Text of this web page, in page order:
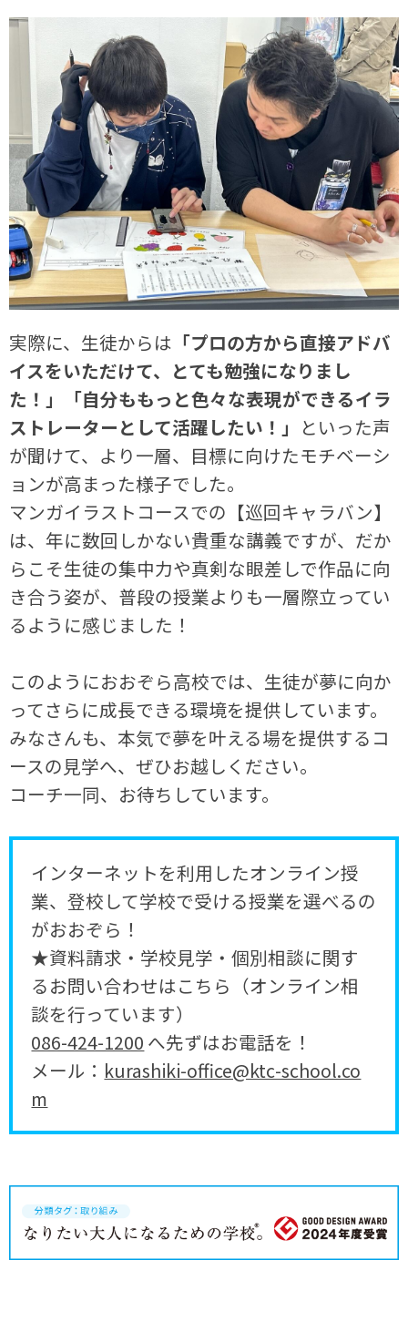
実際に、生徒からは 「プロの方から直接アドバ
イスをいただけて、とても勉強になりまし
た！」「自分ももっと色々な表現ができるイラ
ストレーターとして活躍したい！」 といった声
が聞けて、より一層、目標に向けたモチベーシ
ョンが高まった様子でした。
マンガイラストコースでの【巡回キャラバン】
は、年に数回しかない貴重な講義ですが、だか
らこそ生徒の集中力や真剣な眼差しで作品に向
き合う姿が、普段の授業よりも一層際立ってい
るように感じました！
このようにおおぞら高校では、生徒が夢に向か
ってさらに成長できる環境を提供しています。
みなさんも、本気で夢を叶える場を提供するコ
ースの見学へ、ぜひお越しください。
コーチ一同、お待ちしています。
インターネットを利用したオンライン授
業、登校して学校で受ける授業を選べるの
がおおぞら！
★資料請求・学校見学・個別相談に関す
るお問い合わせはこちら（オンライン相
談を行っています）
086-424-1200 へ先ずはお電話を！
メール： kurashiki-office@ktc-school.co
m